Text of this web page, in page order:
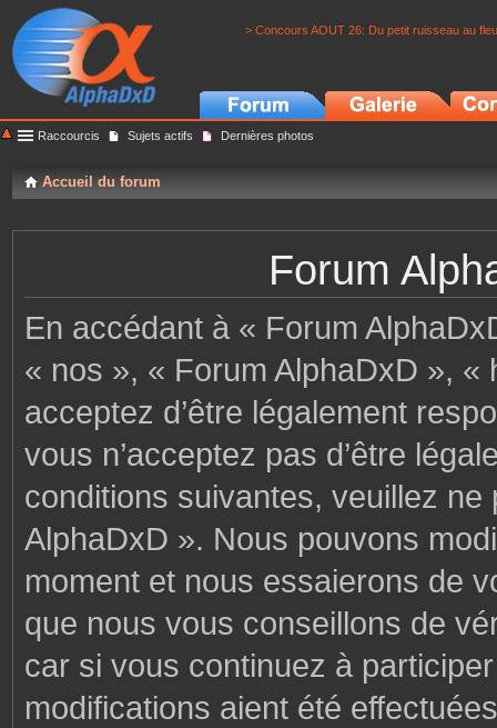
> Concours AOUT 26: Du petit ruisseau au
Raccourcis Sujets actifs Dernières photos
Accueil du forum
Forum
En accédant à « Forum
« nos », « Forum AlphaDxD »,
acceptez d’être légalement
vous n’acceptez pas d’être
conditions suivantes, veuillez
AlphaDxD ». Nous pouvons
moment et nous essaierons de
que nous vous conseillons de
car si vous continuez à
modifications aient été